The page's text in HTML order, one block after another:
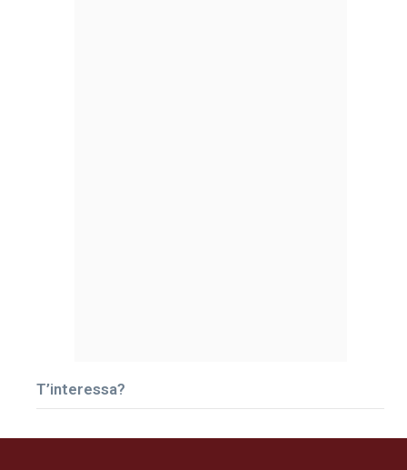
T’interessa?